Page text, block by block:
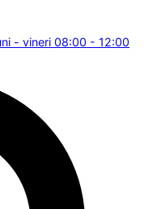
- vineri 08:00 - 12:00